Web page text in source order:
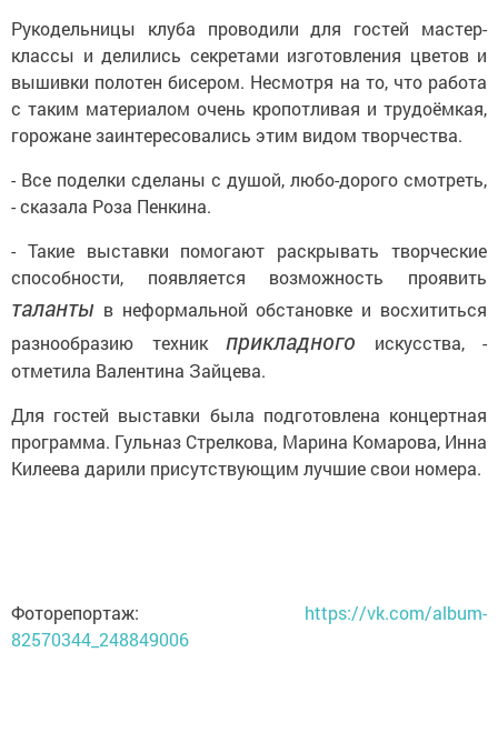
Рукодельницы клуба проводили для гостей мастер-
классы и делились секретами изготовления цветов и
вышивки полотен бисером. Несмотря на то, что работа
с таким материалом очень кропотливая и трудоёмкая,
горожане заинтересовались этим видом творчества.
- Все поделки сделаны с душой, любо-дорого смотреть,
- сказала Роза Пенкина.
- Такие выставки помогают раскрывать творческие
способности, появляется возможность проявить
таланты в неформальной обстановке и восхититься
разнообразию техник прикладного искусства, -
отметила Валентина Зайцева.
Для гостей выставки была подготовлена концертная
программа. Гульназ Стрелкова, Марина Комарова, Инна
Килеева дарили присутствующим лучшие свои номера.
Фоторепортаж: https://vk.com/album-
82570344_248849006